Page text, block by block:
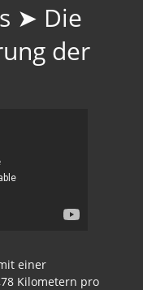
➤ Die
der
einer
Kilometern pro